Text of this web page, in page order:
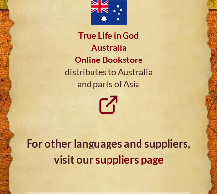
True Life in God
Australia
Online Bookstore
distributes to Australia
and parts of Asia
For other languages and suppliers,
visit oursuppliers page